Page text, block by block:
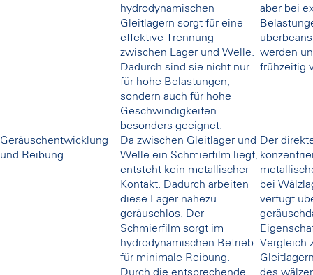
hydrodynamischen
Gleitlagern sorgt für eine
effektive Trennung
zwischen Lager und Welle.
Dadurch sind sie nicht nur
für hohe Belastungen,
sondern auch für hohe
Geschwindigkeiten
besonders geeignet.
aber bei
werden
frühzeitig
Geräuschentwicklung
und Reibung
Da zwischen Gleitlager und
Welle ein Schmierfilm liegt,
entsteht kein metallischer
Kontakt. Dadurch arbeiten
diese Lager nahezu
geräuschlos. Der
Schmierfilm sorgt im
hydrodynamischen Betrieb
für minimale Reibung.
Durch die entsprechende
Der
bei
verfügt
Vergleich
des